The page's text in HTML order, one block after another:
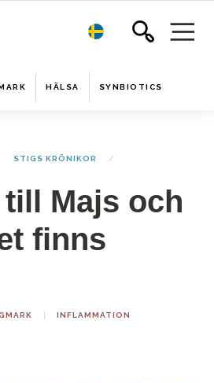
HÄLSA SYNBIOTICS
STIGS KRÖNIKOR
Majs och
finns
INFLAMMATION